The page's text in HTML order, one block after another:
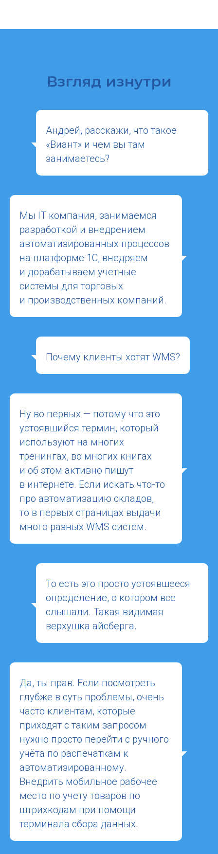
Взгляд изнутри
Андрей, расскажи, что такое
«Виант» и чем вы там
занимаетесь?
Мы IT компания, занимаемся
разработкой и внедрением
автоматизированных процессов
на платформе 1С, внедряем
и дорабатываем учетные
системы для торговых
и производственных компаний.
Почему клиенты хотят WMS?
Ну во первых — потому что это
устоявшийся термин, который
используют на многих
тренингах, во многих книгах
и об этом активно пишут
в интернете. Если искать что-то
про автоматизацию складов,
то в первых страницах выдачи
много разных WMS систем.
То есть это просто устоявшееся
определение, о котором все
слышали. Такая видимая
верхушка айсберга.
Да, ты прав. Если посмотреть
глубже в суть проблемы, очень
часто клиентам, которые
приходят с таким запросом
нужно просто перейти с ручного
учёта по распечаткам к
автоматизированному.
Внедрить мобильное рабочее
место по учёту товаров по
штрихкодам при помощи
терминала сбора данных.